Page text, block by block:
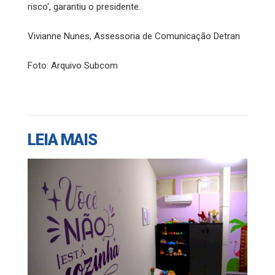
risco', garantiu o presidente.
Vivianne Nunes, Assessoria de Comunicação Detran
Foto: Arquivo Subcom
LEIA MAIS